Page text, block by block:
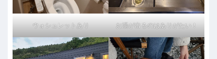
ウォシュレットあり お湯が出るのはありがたい！